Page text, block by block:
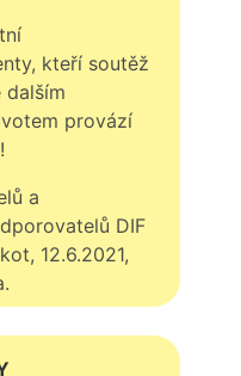
kteří soutěž
dalším
provází
a
DIF
12.6.2021,